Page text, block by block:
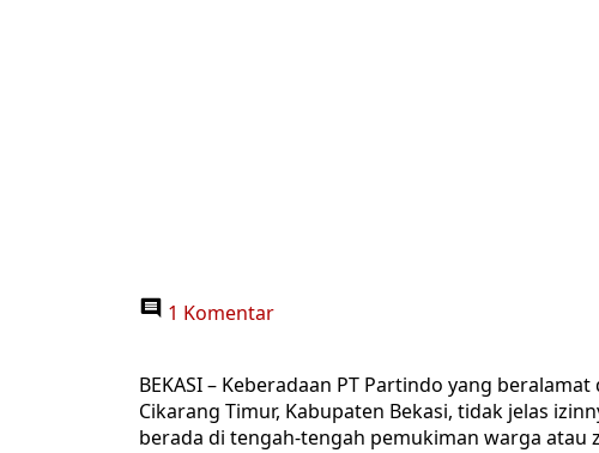
1 Komentar
BEKASI – Keberadaan PT Partindo yang
Cikarang Timur, Kabupaten Bekasi, tidak jelas
berada di tengah-tengah pemukiman warga atau